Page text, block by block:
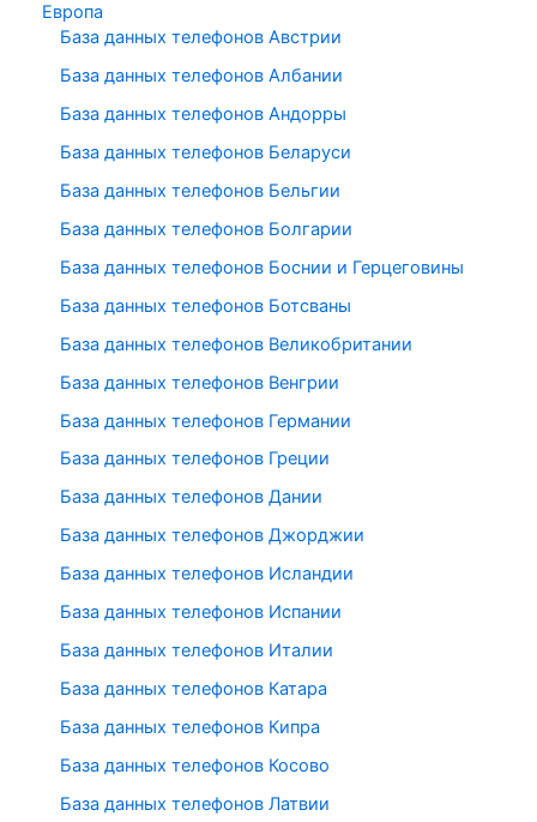
Европа
База данных телефонов Австрии
База данных телефонов Албании
База данных телефонов Андорры
База данных телефонов Беларуси
База данных телефонов Бельгии
База данных телефонов Болгарии
База данных телефонов Боснии и Герцеговины
База данных телефонов Ботсваны
База данных телефонов Великобритании
База данных телефонов Венгрии
База данных телефонов Германии
База данных телефонов Греции
База данных телефонов Дании
База данных телефонов Джорджии
База данных телефонов Исландии
База данных телефонов Испании
База данных телефонов Италии
База данных телефонов Катара
База данных телефонов Кипра
База данных телефонов Косово
База данных телефонов Латвии